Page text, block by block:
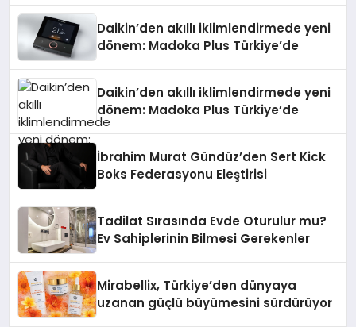
Daikin’den akıllı iklimlendirmede yeni
dönem: Madoka Plus Türkiye’de
Daikin’den akıllı iklimlendirmede yeni
dönem: Madoka Plus Türkiye’de
İbrahim Murat Gündüz’den Sert Kick
Boks Federasyonu Eleştirisi
Tadilat Sırasında Evde Oturulur mu?
Ev Sahiplerinin Bilmesi Gerekenler
Mirabellix, Türkiye’den dünyaya
uzanan güçlü büyümesini sürdürüyor